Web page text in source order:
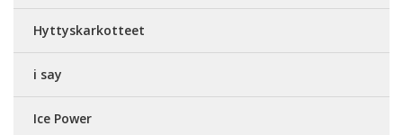
Hyttyskarkotteet
i say
Ice Power